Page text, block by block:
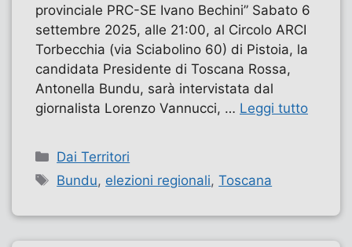
provinciale PRC-SE Ivano Bechini” Sabato 6
settembre 2025, alle 21:00, al Circolo ARCI
Torbecchia (via Sciabolino 60) di Pistoia, la
candidata Presidente di Toscana Rossa,
Antonella Bundu, sarà intervistata dal
giornalista Lorenzo Vannucci, … Leggi tutto
Categorie
Dai Territori
Tag
Bundu, elezioni regionali,Toscana